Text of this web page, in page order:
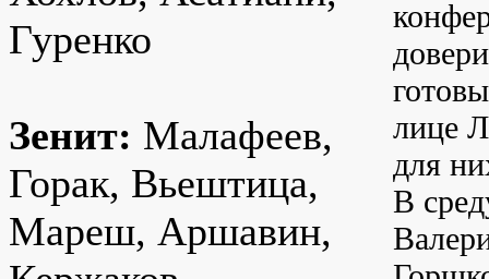
Гуренко
Зенит: Малафеев,
Горак, Вьештица,
Мареш, Аршавин,
лице
для
В